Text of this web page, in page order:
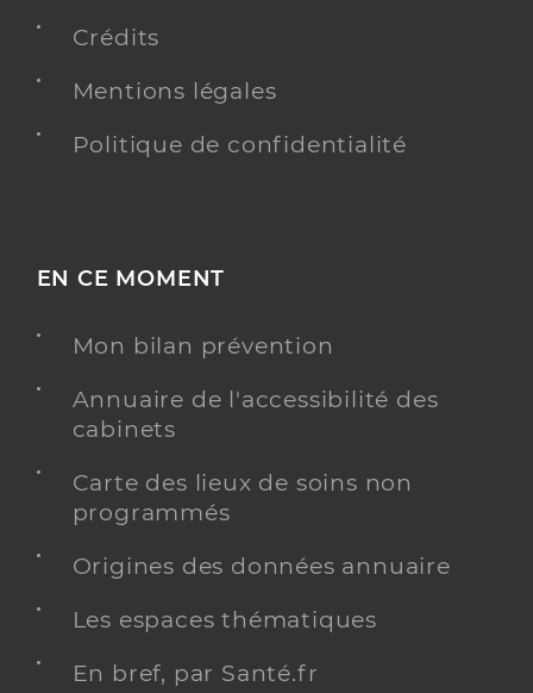
Crédits
Mentions légales
Politique de confidentialité
EN CE MOMENT
Mon bilan prévention
Annuaire de l'accessibilité des
cabinets
Carte des lieux de soins non
programmés
Origines des données annuaire
Les espaces thématiques
En bref, par Santé.fr